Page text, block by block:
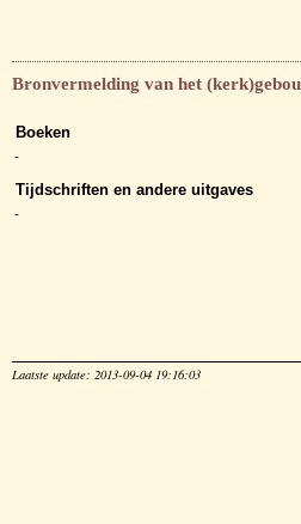
Bronvermelding van het
Boeken
-
Tijdschriften en andere uitgaves
-
Laatste update: 2013-09-04 19:16:03